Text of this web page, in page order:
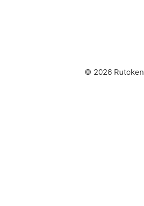
© 2026 Rutoken